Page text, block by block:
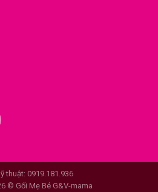
thuật: 0919.181.936
© Gối Mẹ Bé G&V-mama